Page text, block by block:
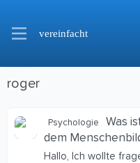
vereinfacht
roger
Psychologie
Was
dem
Hallo, Ich wollte